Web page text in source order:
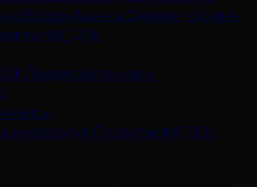
ОбзорыАнонсы Снимается кино
НМГ ДОК
Предложите идею
Анонсы
Проекты НМГ ДОК